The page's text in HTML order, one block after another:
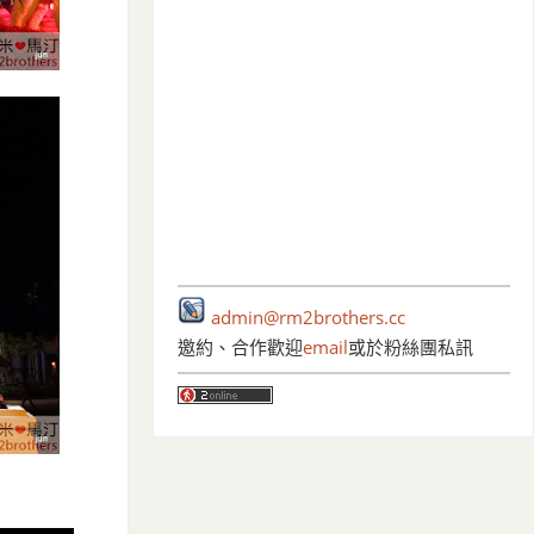
admin@rm2brothers.cc
邀約、合作歡迎email或於粉絲團私訊